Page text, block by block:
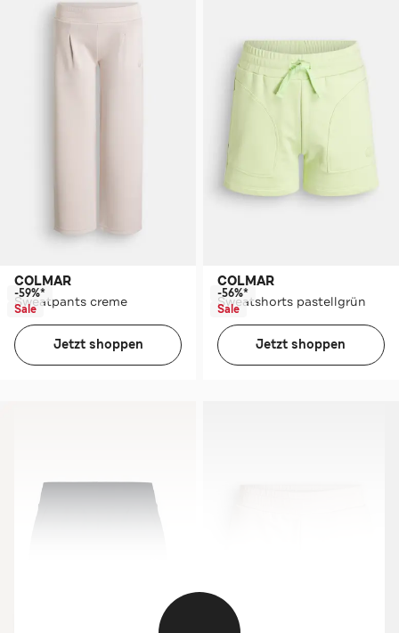
COLMAR
Sweatpants creme
-59%*
Sale
Jetzt shoppen
COLMAR
Sweatshorts pastellgrün
-56%*
Sale
Jetzt shoppen